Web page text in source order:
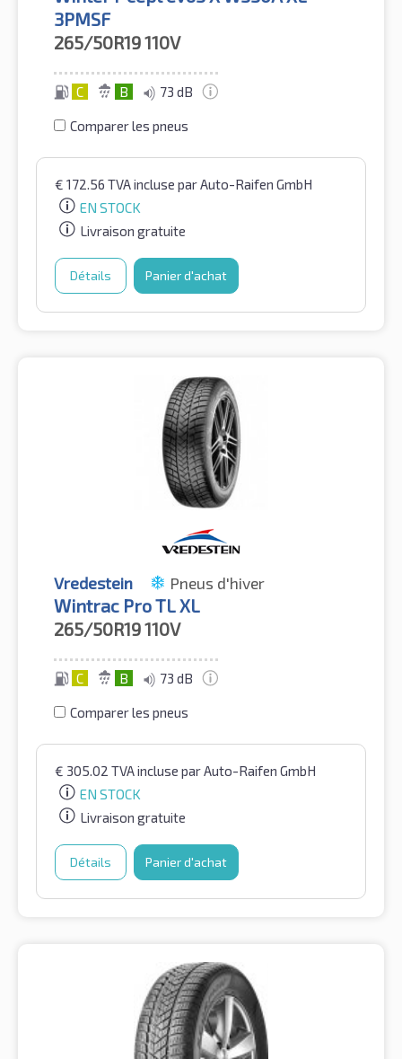
3PMSF
265/50R19110V
C B 73 dB
Comparer les pneus
€ 172.56 TVA incluse par Auto-Raifen GmbH
EN STOCK
Livraison gratuite
Détails Panier d'achat
Vredestein Pneus d'hiver
Wintrac Pro TL XL
265/50R19110V
C B 73 dB
Comparer les pneus
€ 305.02 TVA incluse par Auto-Raifen GmbH
EN STOCK
Livraison gratuite
Détails Panier d'achat